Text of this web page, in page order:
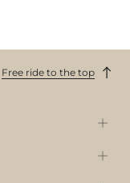
Free ride to the top